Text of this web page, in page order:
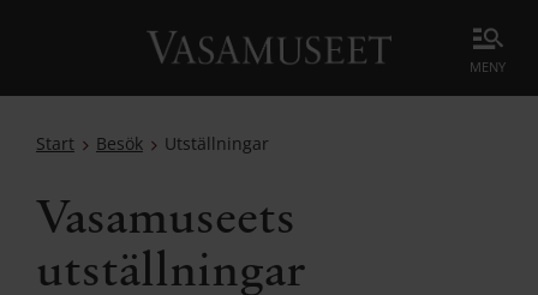
meny
Start Besök Utställningar
Vasamuseets
utställningar